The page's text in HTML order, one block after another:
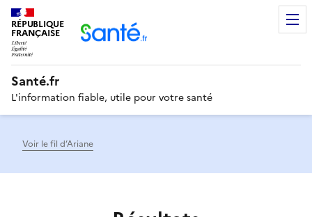
RÉPUBLIQUE
FRANÇAISE
Santé.fr
L'information fiable, utile pour votre santé
Voir le fil d’Ariane